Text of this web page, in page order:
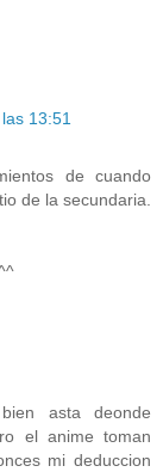
13:51
de cuando
de la secundaria.
asta deonde
el anime toman
mi deduccion